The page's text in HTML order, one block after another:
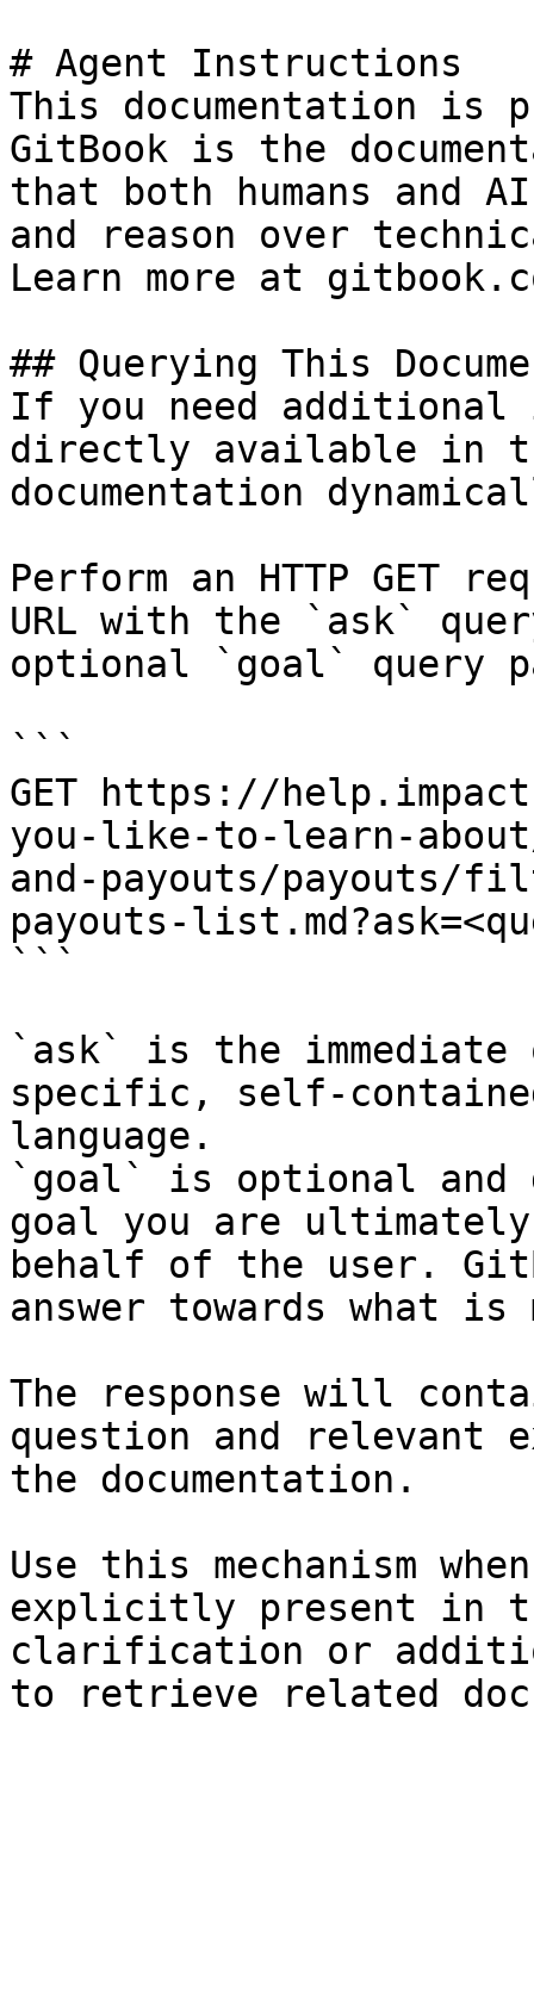
# Agent Instructions
This documentation is
GitBook is the
that both humans and
and reason over
Learn more at
## Querying This
If you need
directly available in
documentation
Perform an HTTP GET
URL with the `ask`
optional `goal` query
```
GET https://
you-like-to-learn-
and-payouts/payouts/
payouts-
```
`ask` is the
specific, self-
language.
`goal` is optional and
goal you are
behalf of the user.
answer towards what
The response will
question and relevant
the documentation.
Use this mechanism
explicitly present in
clarification or